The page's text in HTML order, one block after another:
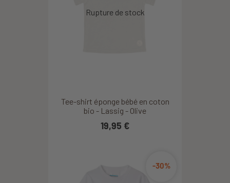
Tee-shirt éponge bébé en coton
bio - Lassig - Olive
19,95 €
-30%